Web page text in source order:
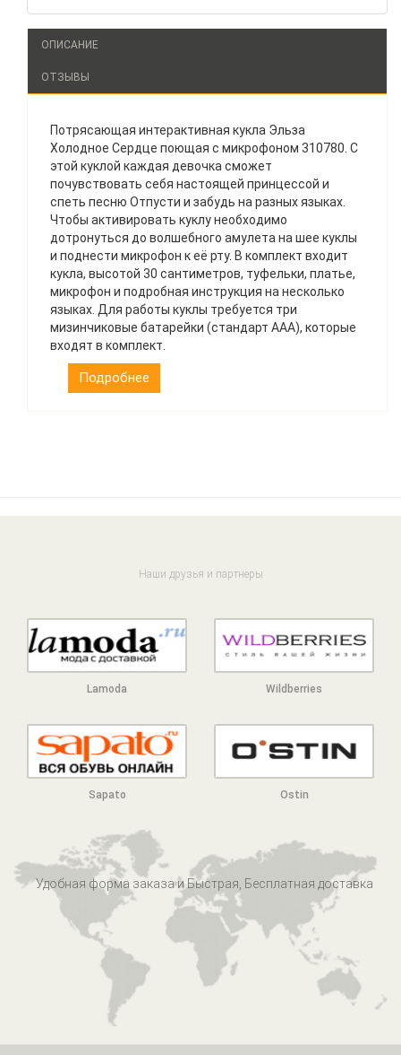
ОПИСАНИЕ
ОТЗЫВЫ
Потрясающая интерактивная кукла Эльза
Холодное Сердце поющая с микрофоном 310780. С
этой куклой каждая девочка сможет
почувствовать себя настоящей принцессой и
спеть песню Отпусти и забудь на разных языках.
Чтобы активировать куклу необходимо
дотронуться до волшебного амулета на шее куклы
и поднести микрофон к её рту. В комплект входит
кукла, высотой 30 сантиметров, туфельки, платье,
микрофон и подробная инструкция на несколько
языках. Для работы куклы требуется три
мизинчиковые батарейки (стандарт AAA), которые
входят в комплект.
Подробнее
Наши друзья и партнеры
Lamoda Wildberries
Sapato Ostin
Удобная форма заказа и Быстрая, Бесплатная доставка